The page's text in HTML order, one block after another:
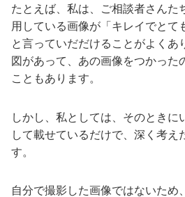
たとえば、私は、ご相談者さんた
用している画像が「キレイでとて
と言っていだだけることがよくあ
図があって、あの画像をつかった
こともあります。
しかし、私としては、そのときに
して載せているだけで、深く考え
す。
自分で撮影した画像ではないため